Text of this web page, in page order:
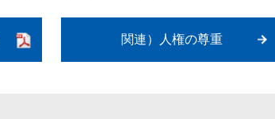
関連）人権の尊重